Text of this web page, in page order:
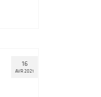
16
AVR 2021